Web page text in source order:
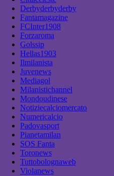
Derbyderbyderby
Fantamagazine
FCInter1908
Forzaroma
Golssip
Hellas1903
Ilmilanista
Juvenews
Mediagol
Milanistichannel
Mondoudinese
Notiziecalciomercato
Numericalcio
Padovasport
Pianetamilan
SOS Fanta
Toronews
Tuttobolognaweb
Violanews